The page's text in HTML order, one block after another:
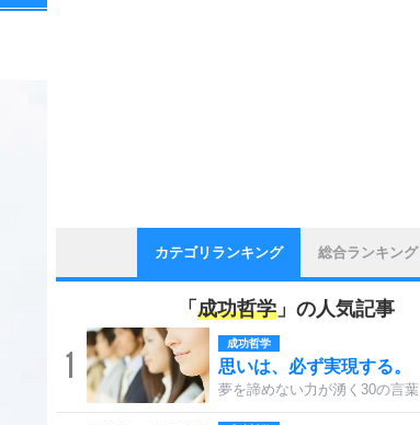
カテゴリランキング 総合ランキング
「 成功哲学 」の人気記事
1
成功哲学
思いは、必ず実現する。
夢を諦めない力が湧く30の言葉